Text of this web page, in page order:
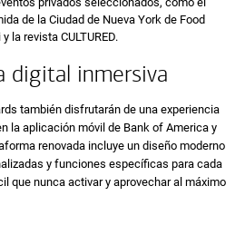
de la Ciudad de Nueva York de Food
y la revista CULTURED.
digital inmersiva
también disfrutarán de una experiencia
la aplicación móvil de Bank of America y
renovada incluye un diseño moderno
y funciones específicas para cada
que nunca activar y aprovechar al máximo